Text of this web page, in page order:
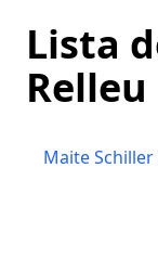
Lista
Relleu
Maite